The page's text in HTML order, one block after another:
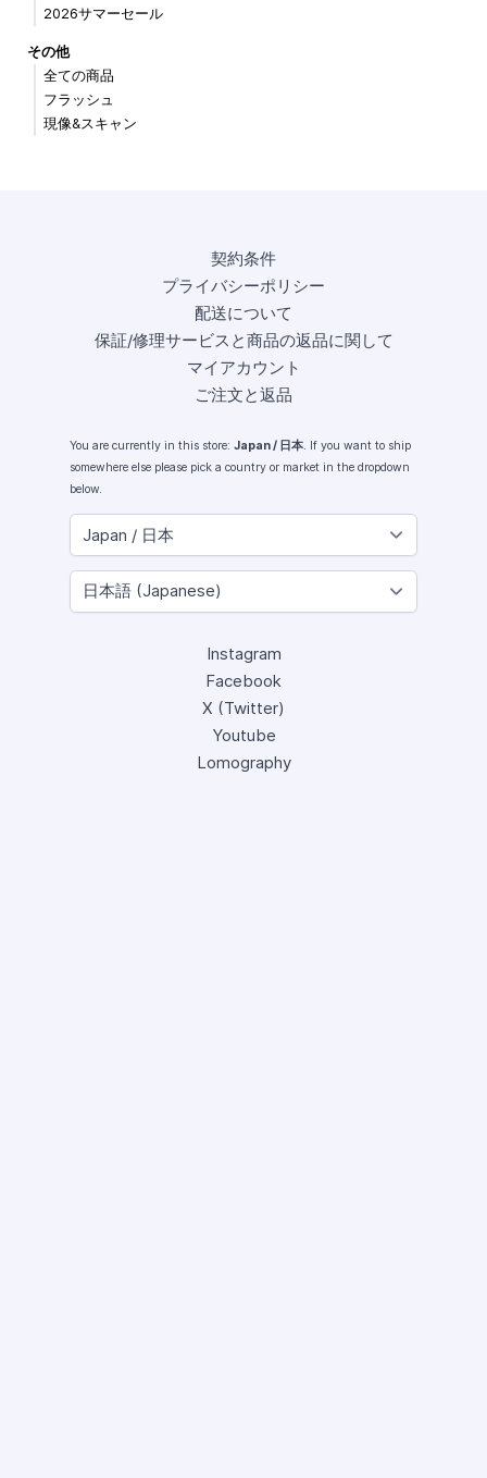
2026サマーセール
その他
全ての商品
フラッシュ
現像&スキャン
契約条件
プライバシーポリシー
配送について
保証/修理サービスと商品の返品に関して
マイアカウント
ご注文と返品
You are currently in this store: Japan / 日本. If you want to ship
somewhere else please pick a country or market in the dropdown
below.
Instagram
Facebook
X (Twitter)
Youtube
Lomography